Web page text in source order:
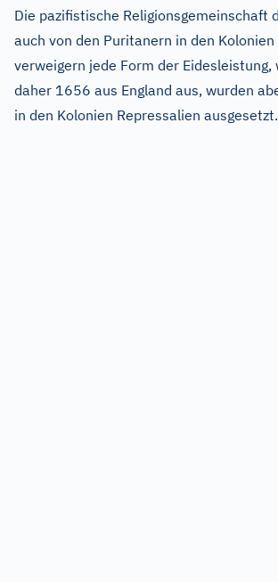
Die pazifistische Religionsgemeinschaft
auch von den Puritanern in den Kolonien
verweigern jede Form der Eidesleistung,
daher 1656 aus England aus, wurden
in den Kolonien Repressalien ausgesetzt.